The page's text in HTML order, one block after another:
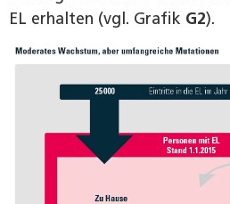
EL erhalten (vgl. Grafik G2).